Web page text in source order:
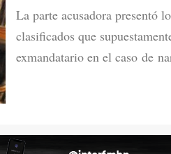
La parte acusadora presentó
clasificados que
exmandatario en el caso de